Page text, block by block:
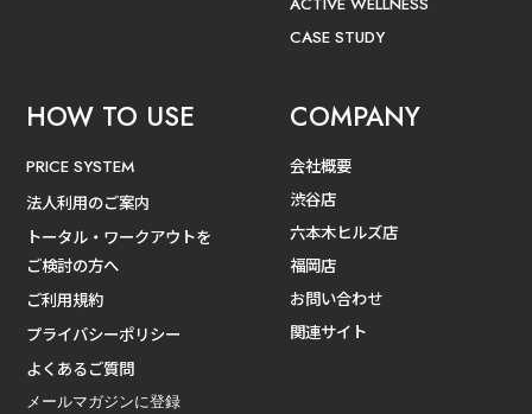
CASE STUDY
HOW TO USE
PRICE SYSTEM
法人利用のご案内
トータル・ワークアウトを
ご検討の方へ
ご利用規約
プライバシーポリシー
よくあるご質問
メールマガジンに登録
COMPANY
会社概要
渋谷店
六本木ヒルズ店
福岡店
お問い合わせ
関連サイト